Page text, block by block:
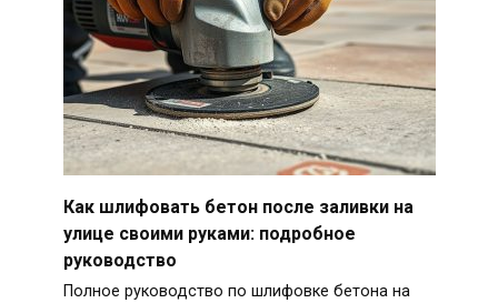
Как шлифовать бетон после заливки на
улице своими руками: подробное
руководство
Полное руководство по шлифовке бетона на